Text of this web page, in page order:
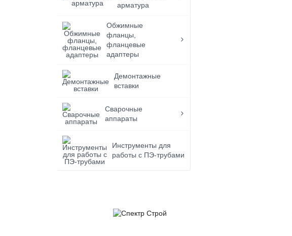
арматура
Обжимные
фланцы,
фланцевые
адаптеры
Демонтажные
вставки
Сварочные
аппараты
Инструменты для
работы с ПЭ-трубами